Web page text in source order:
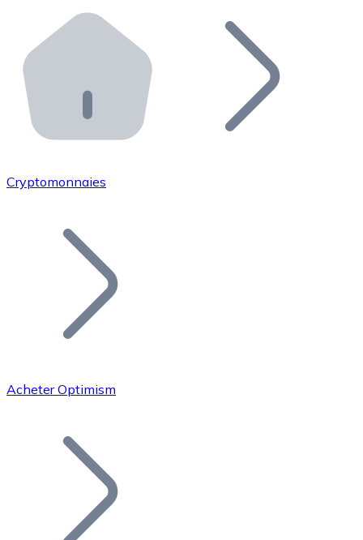
Distributeurs automatiques Bitnovo
Intégrez un ATM Bitnovo dans votre entreprise et
API Bitnovo
Intégrez notre API dans votre écosystème.
Rejoignez notre réseau de distributeurs et
Ajoutez le token de votre projet à notre service
Bitcoin
Cryptomonnaies
Acheter Optimism